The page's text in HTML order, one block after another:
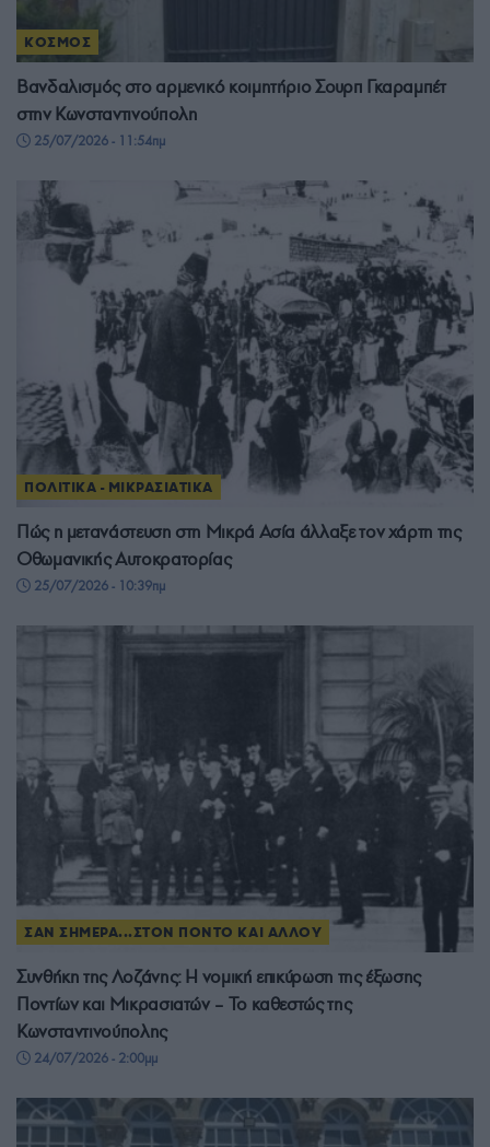
ΚΟΣΜΟΣ
Βανδαλισμός στο αρμενικό κοιμητήριο Σουρπ Γκαραμπέτ
στην Κωνσταντινούπολη
25/07/2026 - 11:54πμ
ΠΟΛΙΤΙΚΑ - ΜΙΚΡΑΣΙΑΤΙΚΑ
Πώς η μετανάστευση στη Μικρά Ασία άλλαξε τον χάρτη της
Οθωμανικής Αυτοκρατορίας
25/07/2026 - 10:39πμ
ΣΑΝ ΣΗΜΕΡΑ...ΣΤΟΝ ΠΟΝΤΟ ΚΑΙ ΑΛΛΟΥ
Συνθήκη της Λοζάνης: Η νομική επικύρωση της έξωσης
Ποντίων και Μικρασιατών – Το καθεστώς της
Κωνσταντινούπολης
24/07/2026 - 2:00μμ